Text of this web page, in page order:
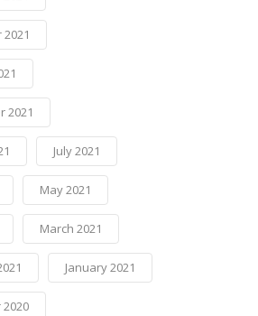
2021
July 2021
May 2021
March 2021
January 2021